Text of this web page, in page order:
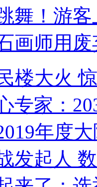
舞！游客
画师用
楼大火
专家：
年度
发起人